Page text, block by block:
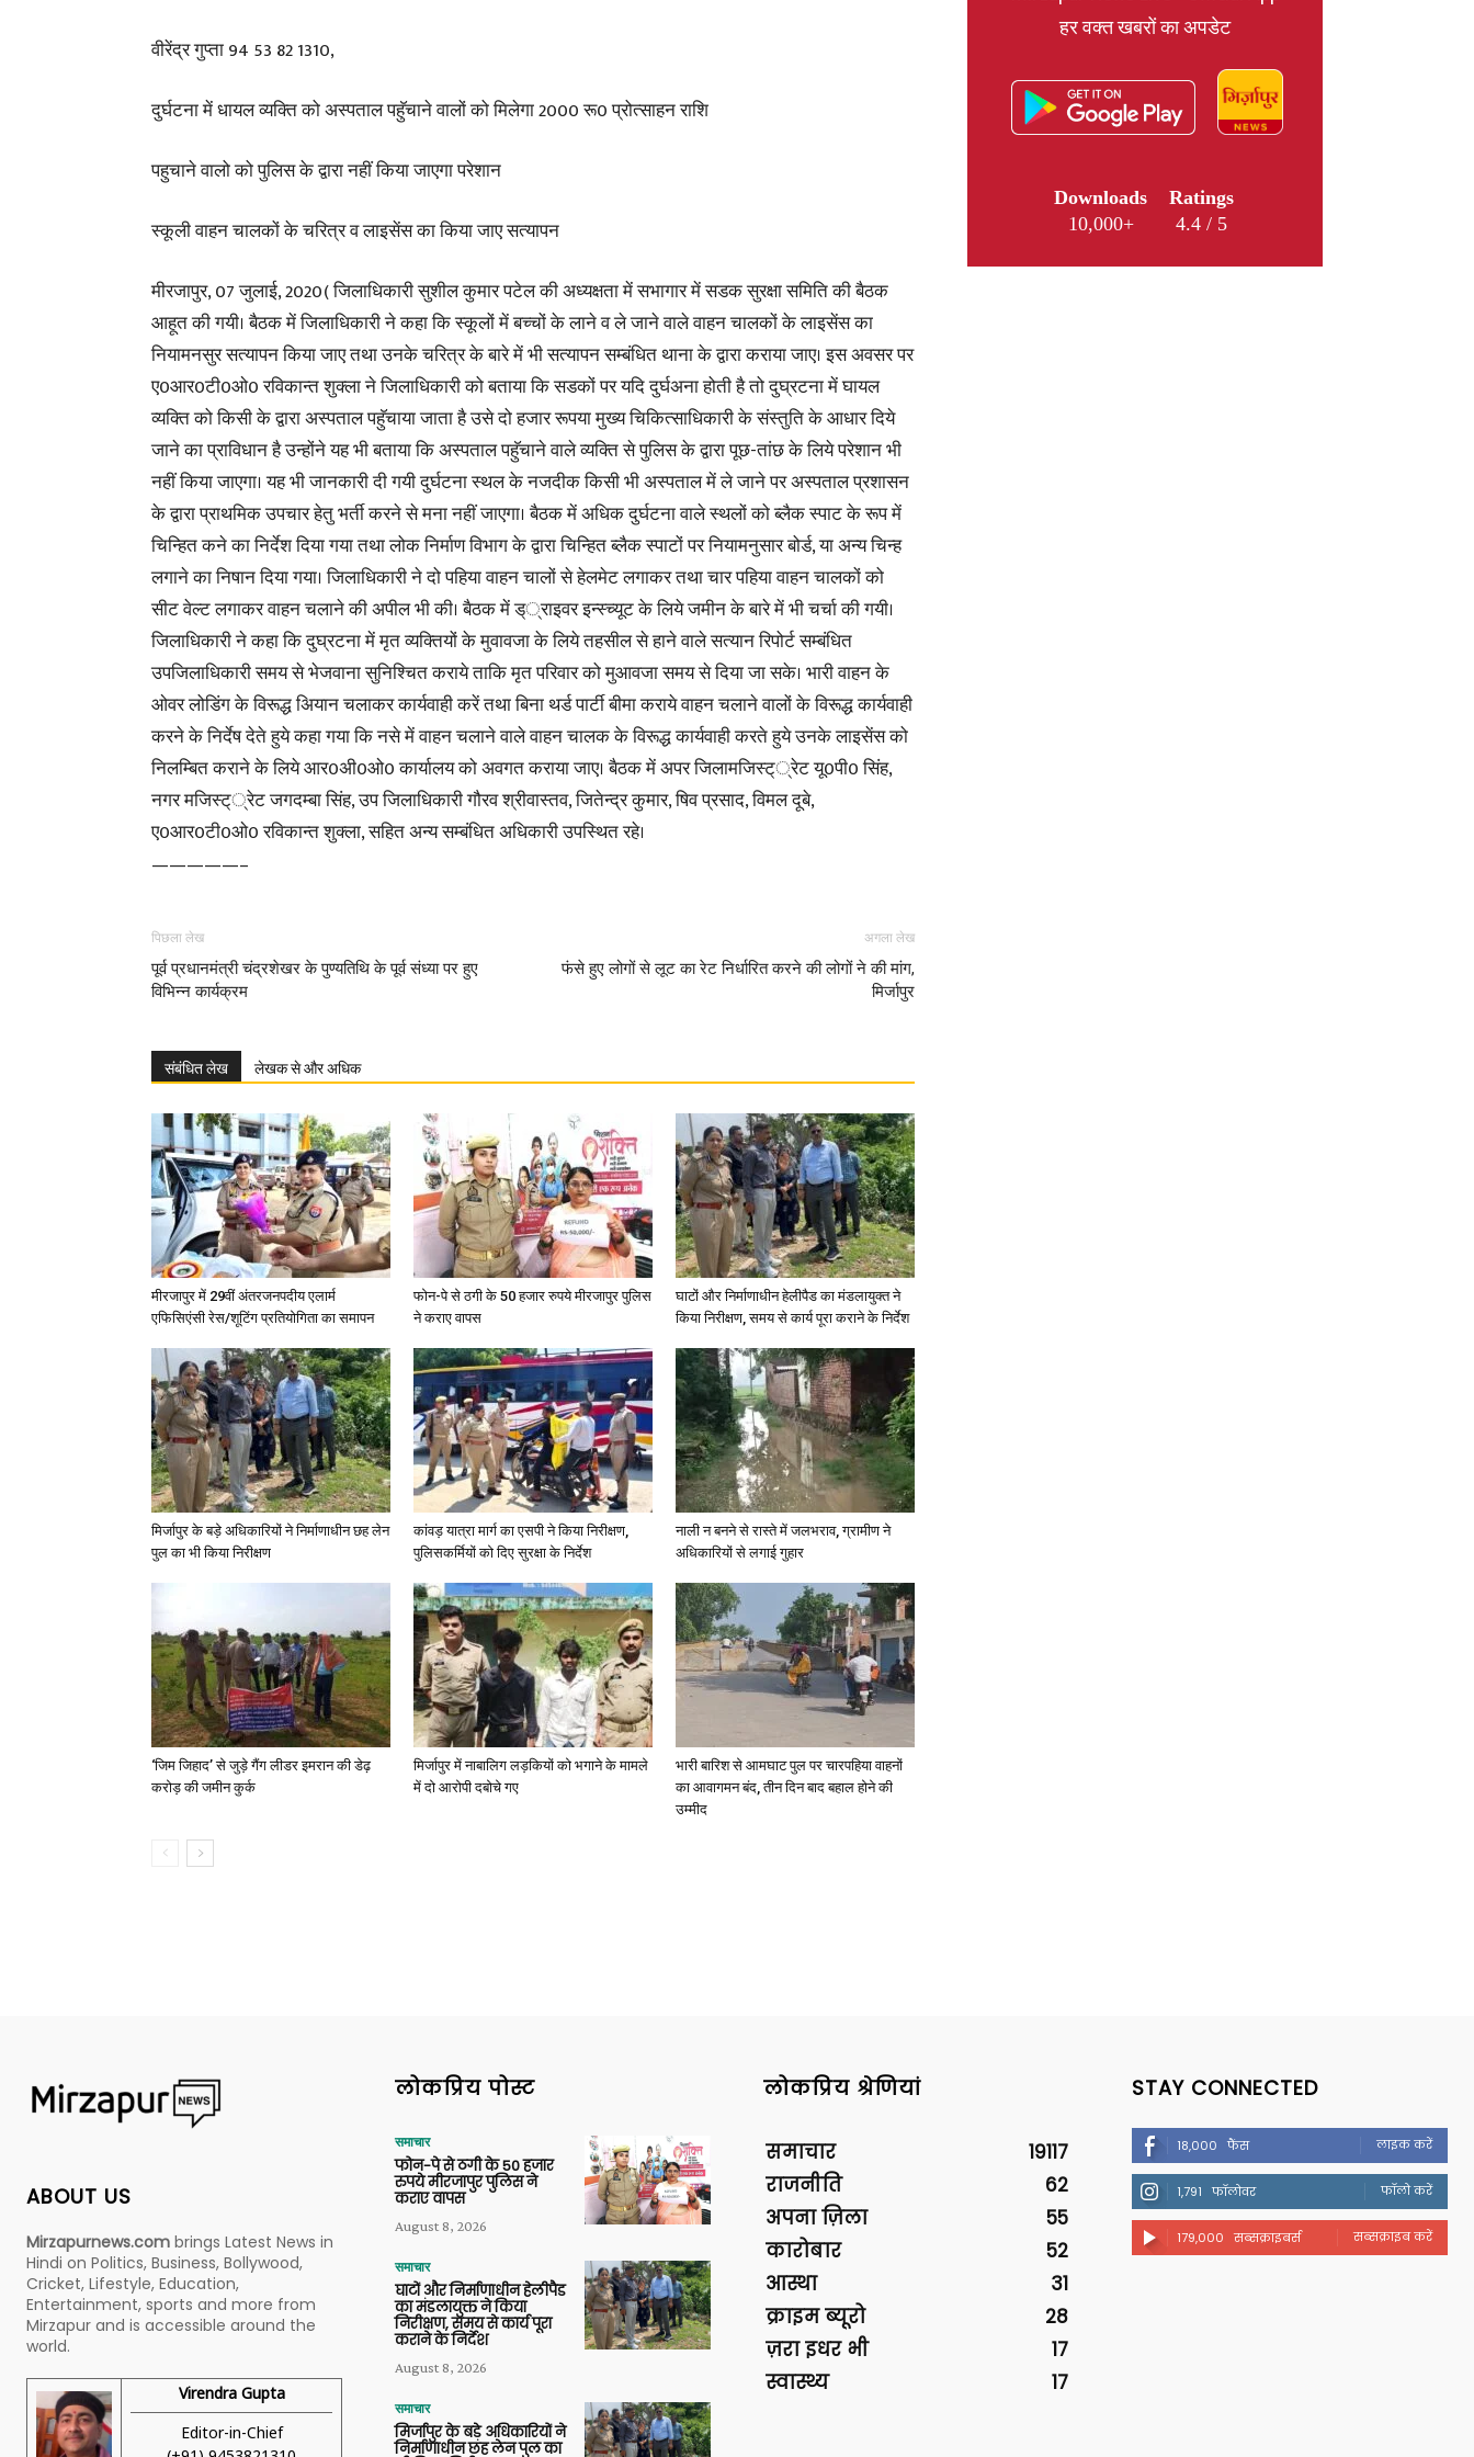
News
in
Hindi,
Hindi
News
Paper
वीरेंद्र गुप्ता 94 53 82 1310,
दुर्घटना में धायल व्यक्ति को अस्पताल पहुॅचाने वालों को मिलेगा 2000 रू0 प्रोत्साहन राशि
पहुचाने वालो को पुलिस के द्वारा नहीं किया जाएगा परेशान
स्कूली वाहन चालकों के चरित्र व लाइसेंस का किया जाए सत्यापन
मीरजापुर, 07 जुलाई, 2020( जिलाधिकारी सुशील कुमार पटेल की अध्यक्षता में सभागार में सडक सुरक्षा समिति की बैठक
आहूत की गयी। बैठक में जिलाधिकारी ने कहा कि स्कूलों में बच्चों के लाने व ले जाने वाले वाहन चालकों के लाइसेंस का
नियामनसुर सत्यापन किया जाए तथा उनके चरित्र के बारे में भी सत्यापन सम्बंधित थाना के द्वारा कराया जाए। इस अवसर पर
ए0आर0टी0ओ0 रविकान्त शुक्ला ने जिलाधिकारी को बताया कि सडकों पर यदि दुर्घअना होती है तो दुघ्रटना में घायल
व्यक्ति को किसी के द्वारा अस्पताल पहुॅचाया जाता है उसे दो हजार रूपया मुख्य चिकित्साधिकारी के संस्तुति के आधार दिये
जाने का प्राविधान है उन्होंने यह भी बताया कि अस्पताल पहुॅचाने वाले व्यक्ति से पुलिस के द्वारा पूछ-तांछ के लिये परेशान भी
नहीं किया जाएगा। यह भी जानकारी दी गयी दुर्घटना स्थल के नजदीक किसी भी अस्पताल में ले जाने पर अस्पताल प्रशासन
के द्वारा प्राथमिक उपचार हेतु भर्ती करने से मना नहीं जाएगा। बैठक में अधिक दुर्घटना वाले स्थलों को ब्लैक स्पाट के रूप में
चिन्हित कने का निर्देश दिया गया तथा लोक निर्माण विभाग के द्वारा चिन्हित ब्लैक स्पाटों पर नियामनुसार बोर्ड, या अन्य चिन्ह
लगाने का निषान दिया गया। जिलाधिकारी ने दो पहिया वाहन चालों से हेलमेट लगाकर तथा चार पहिया वाहन चालकों को
सीट वेल्ट लगाकर वाहन चलाने की अपील भी की। बैठक में ड््राइवर इन्स्च्यूट के लिये जमीन के बारे में भी चर्चा की गयी।
जिलाधिकारी ने कहा कि दुघ्रटना में मृत व्यक्तियों के मुवावजा के लिये तहसील से हाने वाले सत्यान रिपोर्ट सम्बंधित
उपजिलाधिकारी समय से भेजवाना सुनिश्चित कराये ताकि मृत परिवार को मुआवजा समय से दिया जा सके। भारी वाहन के
ओवर लोडिंग के विरूद्ध अियान चलाकर कार्यवाही करें तथा बिना थर्ड पार्टी बीमा कराये वाहन चलाने वालों के विरूद्ध कार्यवाही
करने के निर्देष देते हुये कहा गया कि नसे में वाहन चलाने वाले वाहन चालक के विरूद्ध कार्यवाही करते हुये उनके लाइसेंस को
निलम्बित कराने के लिये आर0अी0ओ0 कार्यालय को अवगत कराया जाए। बैठक में अपर जिलामजिस्ट््रेट यू0पी0 सिंह,
नगर मजिस्ट््रेट जगदम्बा सिंह, उप जिलाधिकारी गौरव श्रीवास्तव, जितेन्द्र कुमार, षिव प्रसाद, विमल दूबे,
ए0आर0टी0ओ0 रविकान्त शुक्ला, सहित अन्य सम्बंधित अधिकारी उपस्थित रहे।
—————–
पिछला लेख
पूर्व प्रधानमंत्री चंद्रशेखर के पुण्यतिथि के पूर्व संध्या पर हुए
विभिन्न कार्यक्रम
अगला लेख
फंसे हुए लोगों से लूट का रेट निर्धारित करने की लोगों ने की मांग,
मिर्जापुर
संबंधित लेख लेखक से और अधिक
मीरजापुर में 29वीं अंतरजनपदीय एलार्म
एफिसिएंसी रेस/शूटिंग प्रतियोगिता का समापन
फोन-पे से ठगी के 50 हजार रुपये मीरजापुर पुलिस
ने कराए वापस
घाटों और निर्माणाधीन हेलीपैड का मंडलायुक्त ने
किया निरीक्षण, समय से कार्य पूरा कराने के निर्देश
मिर्जापुर के बड़े अधिकारियों ने निर्माणाधीन छह लेन
पुल का भी किया निरीक्षण
कांवड़ यात्रा मार्ग का एसपी ने किया निरीक्षण,
पुलिसकर्मियों को दिए सुरक्षा के निर्देश
नाली न बनने से रास्ते में जलभराव, ग्रामीण ने
अधिकारियों से लगाई गुहार
‘जिम जिहाद’ से जुड़े गैंग लीडर इमरान की डेढ़
करोड़ की जमीन कुर्क
मिर्जापुर में नाबालिग लड़कियों को भगाने के मामले
में दो आरोपी दबोचे गए
भारी बारिश से आमघाट पुल पर चारपहिया वाहनों
का आवागमन बंद, तीन दिन बाद बहाल होने की
उम्मीद
हर वक्त खबरों का अपडेट
Downloads
10,000+
Ratings
4.4 / 5
ABOUT US
Mirzapurnews.com brings Latest News in
Hindi on Politics, Business, Bollywood,
Cricket, Lifestyle, Education,
Entertainment, sports and more from
Mirzapur and is accessible around the
world.
Virendra Gupta
Editor-in-Chief
लोकप्रिय पोस्ट
समाचार
फोन-पे से ठगी के 50 हजार
रुपये मीरजापुर पुलिस ने
कराए वापस
August 8, 2026
समाचार
घाटों और निर्माणाधीन हेलीपैड
का मंडलायुक्त ने किया
निरीक्षण, समय से कार्य पूरा
कराने के निर्देश
August 8, 2026
समाचार
मिर्जापुर के बड़े अधिकारियों ने
निर्माणाधीन छह लेन पुल का
लोकप्रिय श्रेणियां
समाचार
19117
राजनीति
62
अपना ज़िला
55
कारोबार
52
आस्था
31
क्राइम ब्यूरो
28
ज़रा इधर भी
17
स्वास्थ्य
17
STAY CONNECTED
18,000 फैंस लाइक करें
1,791 फॉलोवर फॉलो करें
179,000 सब्सक्राइबर्स सब्सक्राइब करें